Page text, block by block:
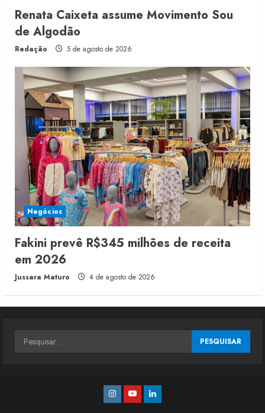
Renata Caixeta assume Movimento Sou
de Algodão
Redação 5 de agosto de 2026
Negócios
Fakini prevê R$345 milhões de receita
em 2026
Jussara Maturo 4 de agosto de 2026
Pesquisar
Instagram
YoutubeLinkedin